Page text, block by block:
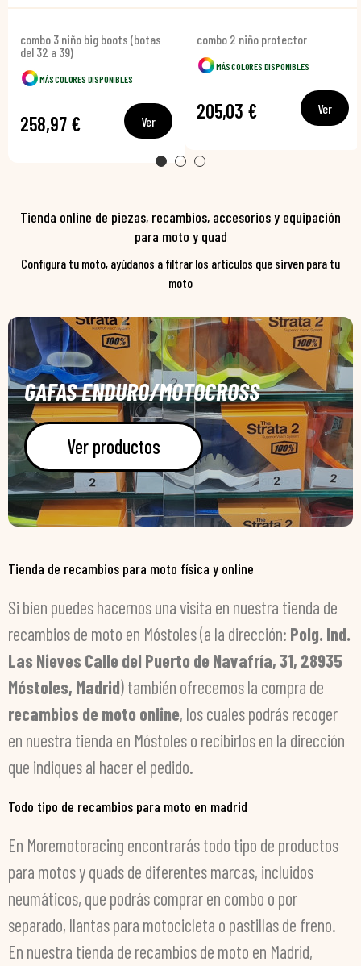
combo 3 niño big boots (botas
del 32 a 39)
MÁS COLORES DISPONIBLES
258,97 € Ver
combo 2 niño protector
MÁS COLORES DISPONIBLES
205,03 € Ver
Tienda online de piezas, recambios, accesorios y equipación
para moto y quad
Configura tu moto, ayúdanos a filtrar los artículos que sirven para tu
moto
GAFAS ENDURO/MOTOCROSS
Ver productos
Tienda de recambios para moto física y online
Si bien puedes hacernos una visita en nuestra tienda de
recambios de moto en Móstoles (a la dirección: Polg. Ind.
Las Nieves Calle del Puerto de Navafría, 31, 28935
Móstoles, Madrid) también ofrecemos la compra de
recambios de moto online, los cuales podrás recoger
en nuestra tienda en Móstoles o recibirlos en la dirección
que indiques al hacer el pedido.
Todo tipo de recambios para moto en madrid
En Moremotoracing encontrarás todo tipo de productos
para motos y quads de diferentes marcas, incluidos
neumáticos, que podrás comprar en combo o por
separado, llantas para motocicleta o pastillas de freno.
En nuestra tienda de recambios de moto en Madrid,